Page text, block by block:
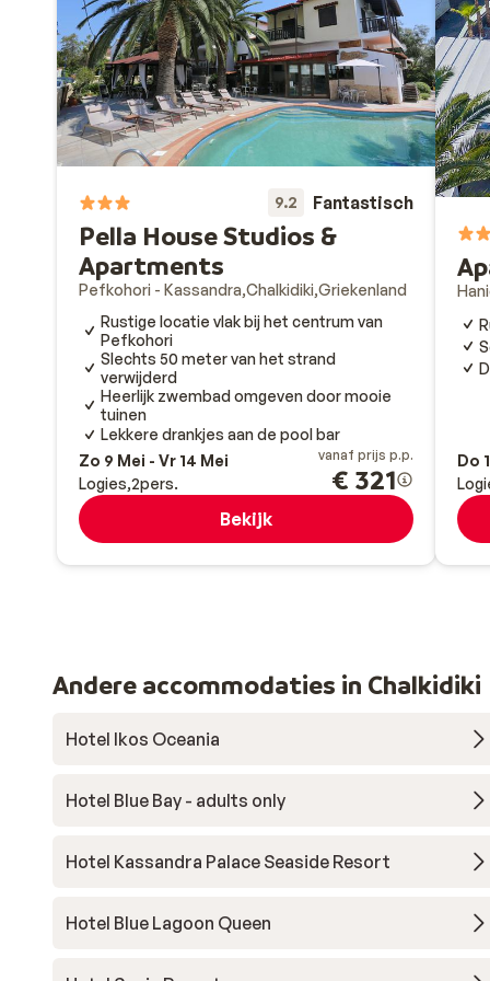
9.2 Fantastisch
Pella House Studios &
Apartments
Pefkohori - Kassandra Chalkidiki Griekenland
Rustige locatie vlak bij het centrum van
Pefkohori
Slechts 50 meter van het strand
verwijderd
Heerlijk zwembad omgeven door mooie
tuinen
Lekkere drankjes aan de pool bar
Zo 9 Mei - Vr 14 Mei
Logies 2pers.
vanaf prijs p.p.
€ 321
Bekijk
Do
Andere accommodaties in Chalkidiki
Hotel Ikos Oceania
Hotel Blue Bay - adults only
Hotel Kassandra Palace Seaside Resort
Hotel Blue Lagoon Queen